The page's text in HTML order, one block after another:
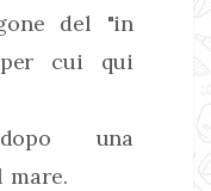
del "in
cui qui
una
mare.